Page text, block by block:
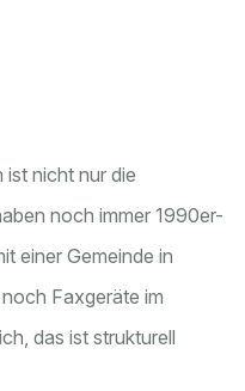
ist nicht nur die
noch immer 1990er-
einer Gemeinde in
Faxgeräte im
das ist strukturell